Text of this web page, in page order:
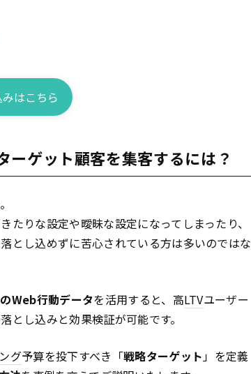
はこちら
ゲット顧客を集客するには？
。
りな設定や曖昧な設定になってしまったり、
とし込めずに苦心されている方は多いのではな
Web行動データを活用すると、高LTVユーザー
とし込みと効果検証が可能です。
グ予算を投下すべき「戦略ターゲット 」を定義